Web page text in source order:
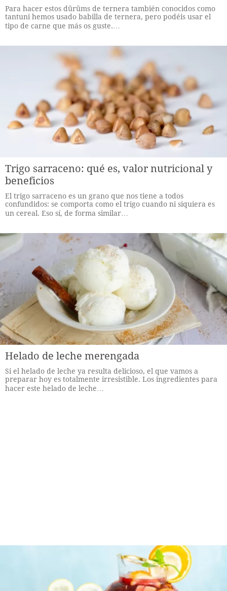
Para hacer estos dürüms de ternera también conocidos como
tantuni hemos usado babilla de ternera, pero podéis usar el
tipo de carne que más os guste.…
Trigo sarraceno: qué es, valor nutricional y
beneficios
El trigo sarraceno es un grano que nos tiene a todos
confundidos: se comporta como el trigo cuando ni siquiera es
un cereal. Eso sí, de forma similar…
Helado de leche merengada
Si el helado de leche ya resulta delicioso, el que vamos a
preparar hoy es totalmente irresistible. Los ingredientes para
hacer este helado de leche…